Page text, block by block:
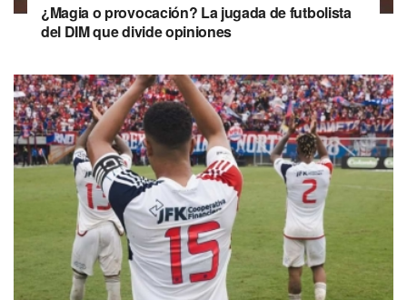
¿Magia o provocación? La jugada de futbolista
del DIM que divide opiniones